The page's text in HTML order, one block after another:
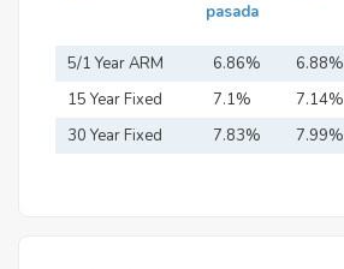
pasada
5/1 Year ARM 6.86% 6.88%
15 Year Fixed
Mortgage
7.1% 7.14%
30 Year Fixed
7.83% 7.99%